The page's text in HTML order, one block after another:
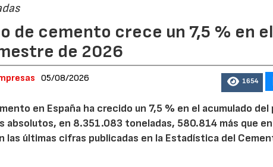
de cemento crece un 7,5 % en
de 2026
05/08/2026 1654
en España ha crecido un 7,5 % en el acumulado
absolutos, en 8.351.083 toneladas, 580.814 más que
las últimas cifras publicadas en la Estadística del